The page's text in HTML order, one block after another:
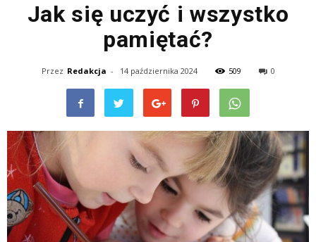
Jak się uczyć i wszystko
pamiętać?
Przez Redakcja - 14 października 2024 509 0